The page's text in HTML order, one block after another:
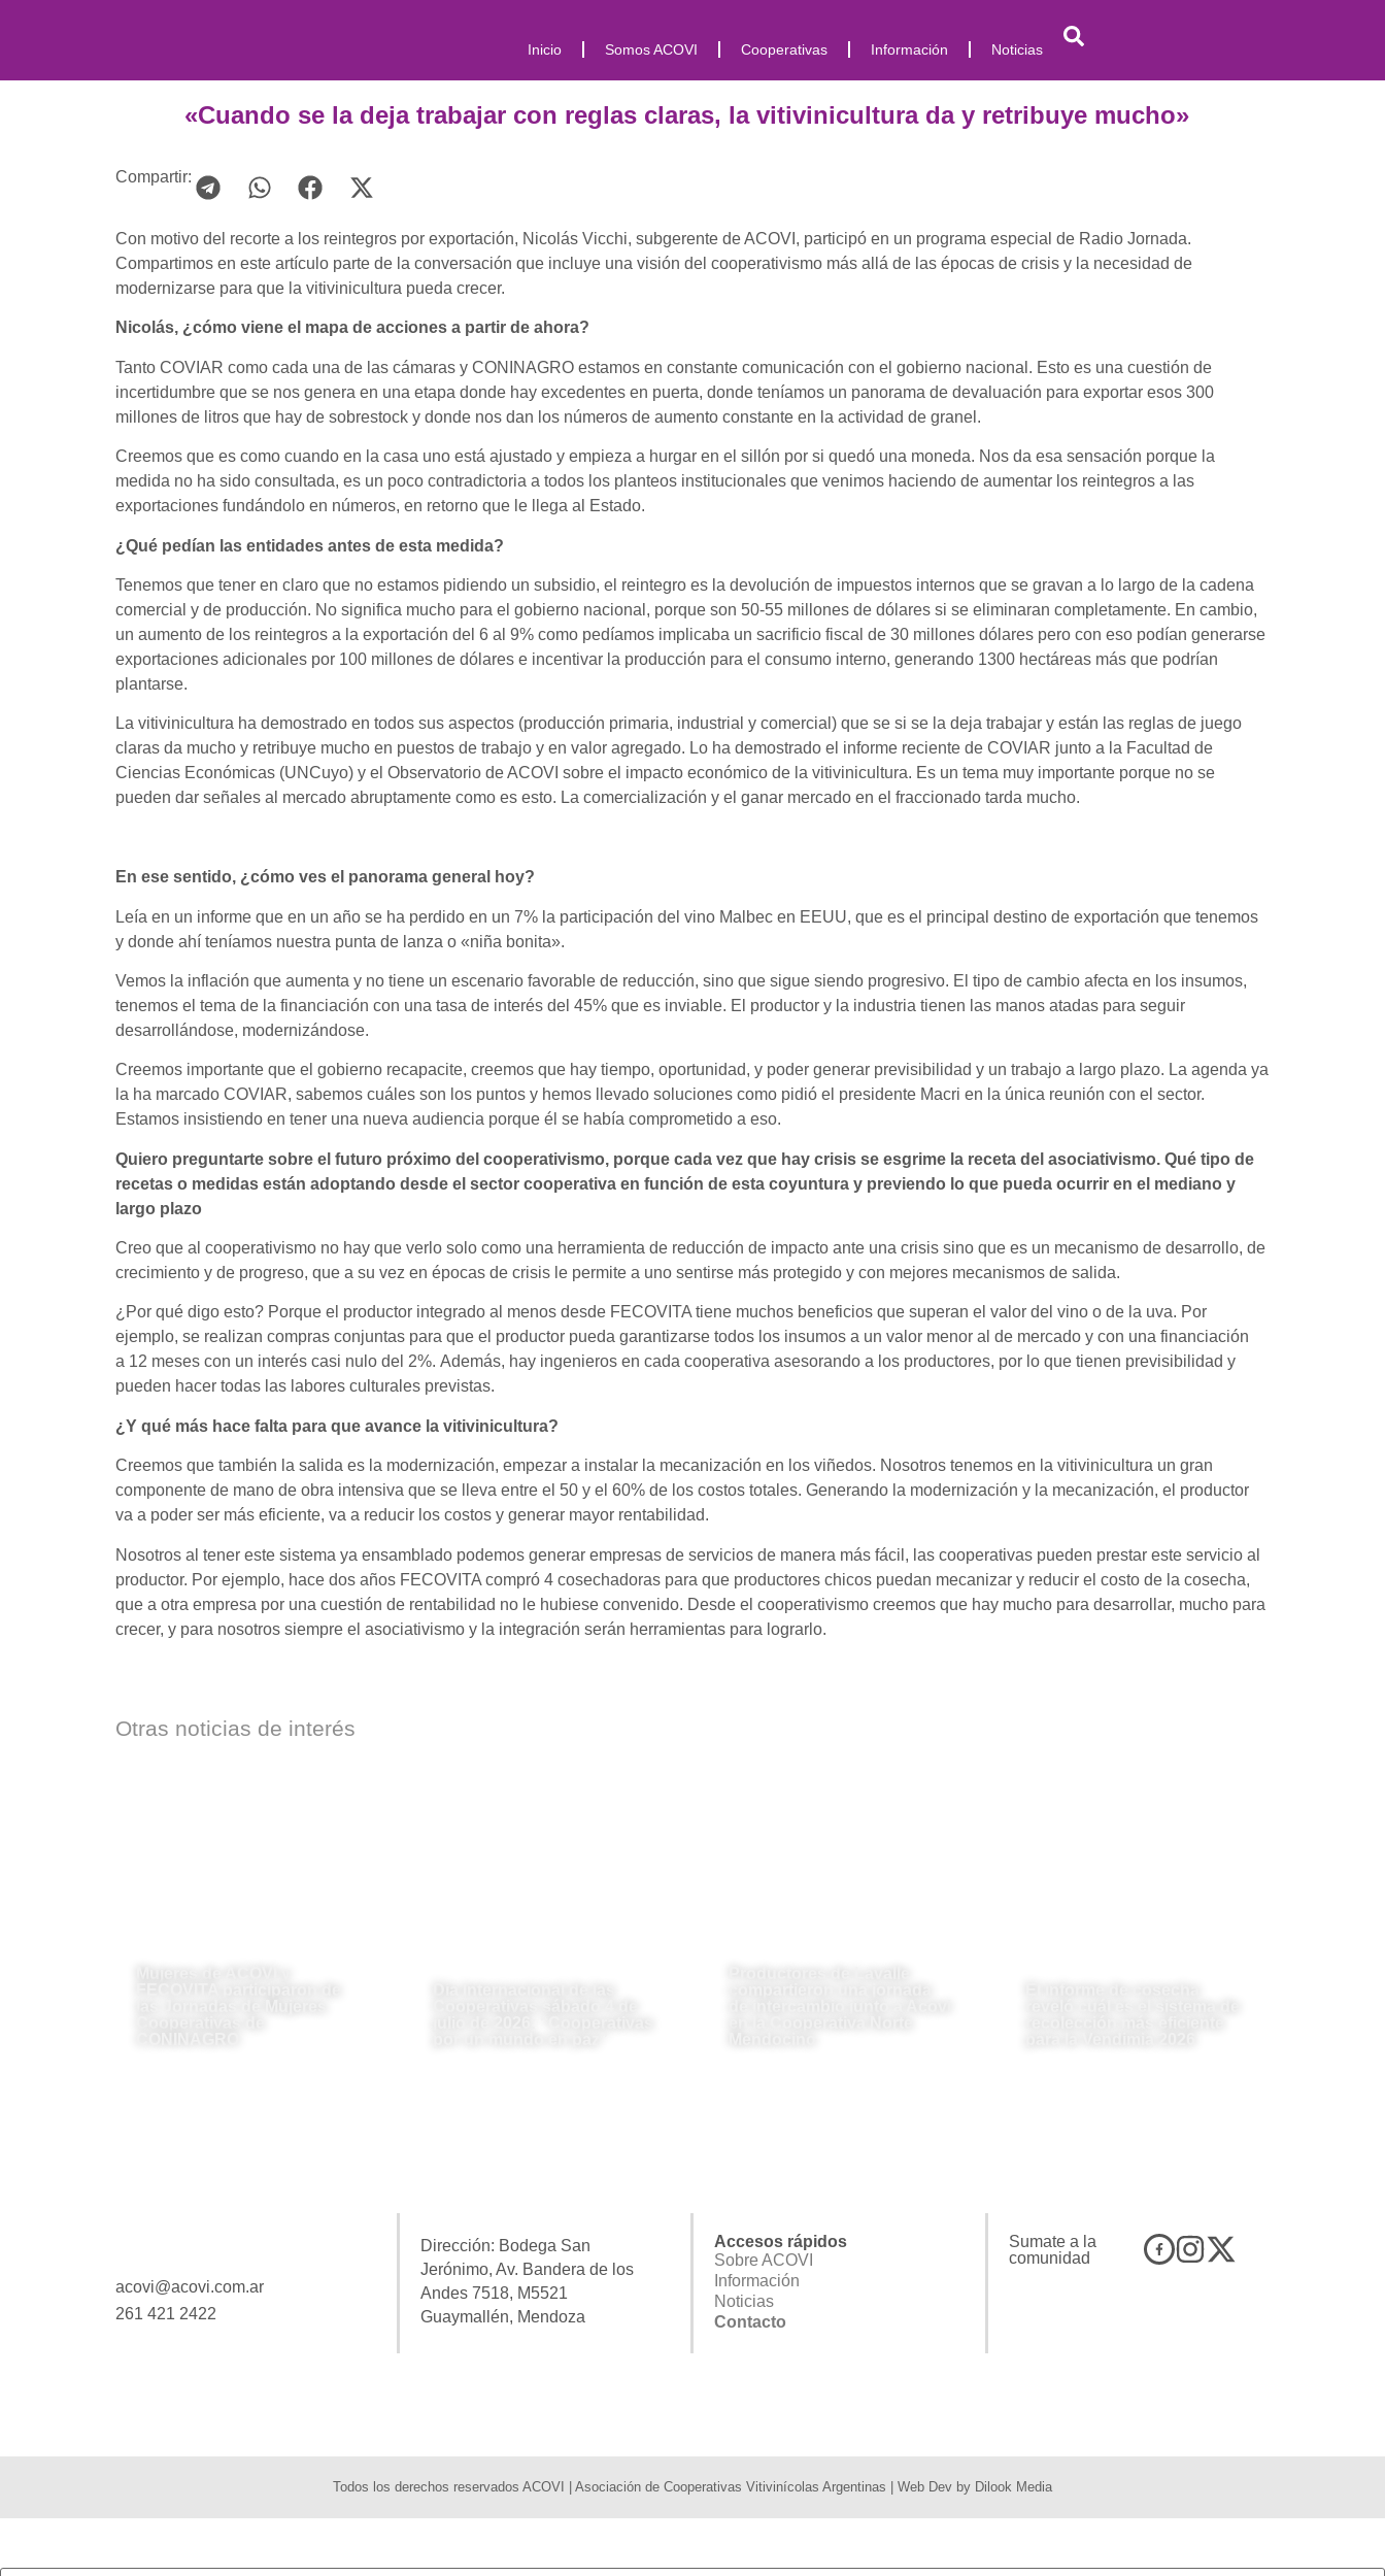
Inicio Somos ACOVI Cooperativas Información Noticias
«Cuando se la deja trabajar con reglas claras, la vitivinicultura da y retribuye mucho»
Compartir:
Con motivo del recorte a los reintegros por exportación, Nicolás Vicchi, subgerente de ACOVI, participó en un programa especial de Radio Jornada.
Compartimos en este artículo parte de la conversación que incluye una visión del cooperativismo más allá de las épocas de crisis y la necesidad de
modernizarse para que la vitivinicultura pueda crecer.
Nicolás, ¿cómo viene el mapa de acciones a partir de ahora?
Tanto COVIAR como cada una de las cámaras y CONINAGRO estamos en constante comunicación con el gobierno nacional. Esto es una cuestión de
incertidumbre que se nos genera en una etapa donde hay excedentes en puerta, donde teníamos un panorama de devaluación para exportar esos 300
millones de litros que hay de sobrestock y donde nos dan los números de aumento constante en la actividad de granel.
Creemos que es como cuando en la casa uno está ajustado y empieza a hurgar en el sillón por si quedó una moneda. Nos da esa sensación porque la
medida no ha sido consultada, es un poco contradictoria a todos los planteos institucionales que venimos haciendo de aumentar los reintegros a las
exportaciones fundándolo en números, en retorno que le llega al Estado.
¿Qué pedían las entidades antes de esta medida?
Tenemos que tener en claro que no estamos pidiendo un subsidio, el reintegro es la devolución de impuestos internos que se gravan a lo largo de la cadena
comercial y de producción. No significa mucho para el gobierno nacional, porque son 50-55 millones de dólares si se eliminaran completamente. En cambio,
un aumento de los reintegros a la exportación del 6 al 9% como pedíamos implicaba un sacrificio fiscal de 30 millones dólares pero con eso podían generarse
exportaciones adicionales por 100 millones de dólares e incentivar la producción para el consumo interno, generando 1300 hectáreas más que podrían
plantarse.
La vitivinicultura ha demostrado en todos sus aspectos (producción primaria, industrial y comercial) que se si se la deja trabajar y están las reglas de juego
claras da mucho y retribuye mucho en puestos de trabajo y en valor agregado. Lo ha demostrado el informe reciente de COVIAR junto a la Facultad de
Ciencias Económicas (UNCuyo) y el Observatorio de ACOVI sobre el impacto económico de la vitivinicultura. Es un tema muy importante porque no se
pueden dar señales al mercado abruptamente como es esto. La comercialización y el ganar mercado en el fraccionado tarda mucho.
En ese sentido, ¿cómo ves el panorama general hoy?
Leía en un informe que en un año se ha perdido en un 7% la participación del vino Malbec en EEUU, que es el principal destino de exportación que tenemos
y donde ahí teníamos nuestra punta de lanza o «niña bonita».
Vemos la inflación que aumenta y no tiene un escenario favorable de reducción, sino que sigue siendo progresivo. El tipo de cambio afecta en los insumos,
tenemos el tema de la financiación con una tasa de interés del 45% que es inviable. El productor y la industria tienen las manos atadas para seguir
desarrollándose, modernizándose.
Creemos importante que el gobierno recapacite, creemos que hay tiempo, oportunidad, y poder generar previsibilidad y un trabajo a largo plazo. La agenda ya
la ha marcado COVIAR, sabemos cuáles son los puntos y hemos llevado soluciones como pidió el presidente Macri en la única reunión con el sector.
Estamos insistiendo en tener una nueva audiencia porque él se había comprometido a eso.
Quiero preguntarte sobre el futuro próximo del cooperativismo, porque cada vez que hay crisis se esgrime la receta del asociativismo. Qué tipo de
recetas o medidas están adoptando desde el sector cooperativa en función de esta coyuntura y previendo lo que pueda ocurrir en el mediano y
largo plazo
Creo que al cooperativismo no hay que verlo solo como una herramienta de reducción de impacto ante una crisis sino que es un mecanismo de desarrollo, de
crecimiento y de progreso, que a su vez en épocas de crisis le permite a uno sentirse más protegido y con mejores mecanismos de salida.
¿Por qué digo esto? Porque el productor integrado al menos desde FECOVITA tiene muchos beneficios que superan el valor del vino o de la uva. Por
ejemplo, se realizan compras conjuntas para que el productor pueda garantizarse todos los insumos a un valor menor al de mercado y con una financiación
a 12 meses con un interés casi nulo del 2%. Además, hay ingenieros en cada cooperativa asesorando a los productores, por lo que tienen previsibilidad y
pueden hacer todas las labores culturales previstas.
¿Y qué más hace falta para que avance la vitivinicultura?
Creemos que también la salida es la modernización, empezar a instalar la mecanización en los viñedos. Nosotros tenemos en la vitivinicultura un gran
componente de mano de obra intensiva que se lleva entre el 50 y el 60% de los costos totales. Generando la modernización y la mecanización, el productor
va a poder ser más eficiente, va a reducir los costos y generar mayor rentabilidad.
Nosotros al tener este sistema ya ensamblado podemos generar empresas de servicios de manera más fácil, las cooperativas pueden prestar este servicio al
productor. Por ejemplo, hace dos años FECOVITA compró 4 cosechadoras para que productores chicos puedan mecanizar y reducir el costo de la cosecha,
que a otra empresa por una cuestión de rentabilidad no le hubiese convenido. Desde el cooperativismo creemos que hay mucho para desarrollar, mucho para
crecer, y para nosotros siempre el asociativismo y la integración serán herramientas para lograrlo.
Otras noticias de interés
acovi@acovi.com.ar
261 421 2422
Dirección: Bodega San
Jerónimo, Av. Bandera de los
Andes 7518, M5521
Guaymallén, Mendoza
Accesos rápidos
Sobre ACOVI
Información
Noticias
Contacto
Sumate a la
comunidad
Todos los derechos reservados ACOVI | Asociación de Cooperativas Vitivinícolas Argentinas | Web Dev by Dilook Media